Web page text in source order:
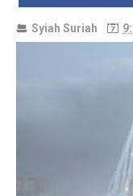
Syiah Suriah